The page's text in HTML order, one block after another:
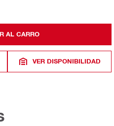
AL CARRO
VER DISPONIBILIDAD